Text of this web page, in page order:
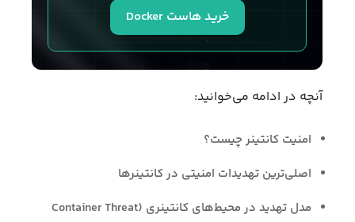
خرید هاست Docker
آنچه در ادامه می‌خوانید:
امنیت کانتینر چیست؟
اصلی‌ترین تهدیدات امنیتی در کانتینرها
مدل تهدید در محیط‌های کانتینری (Container Threat